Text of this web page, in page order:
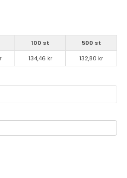
100 st
500 st
134,46 kr 132,80 kr